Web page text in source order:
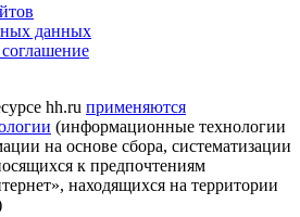
данных
hh.ru применяются
(информационные технологии
на основе сбора, систематизации
к предпочтениям
находящихся на территории